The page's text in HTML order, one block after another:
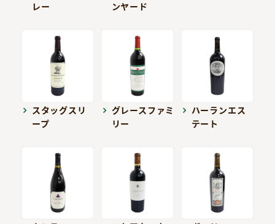
レー
ンヤード
スタッグスリ
ープ
グレースファミ
リー
ハーランエス
テート